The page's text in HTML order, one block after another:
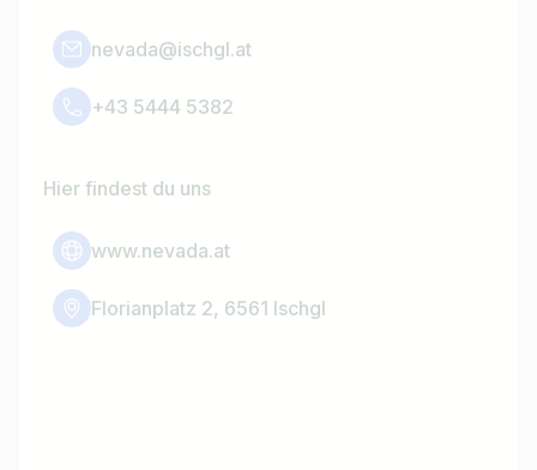
nevada@ischgl.at
+43 5444 5382
Hier findest du uns
www.nevada.at
Florianplatz 2, 6561 Ischgl